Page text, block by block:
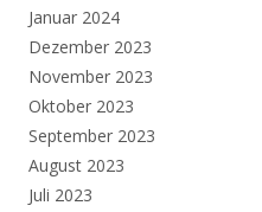
Januar 2024
Dezember 2023
November 2023
Oktober 2023
September 2023
August 2023
Juli 2023